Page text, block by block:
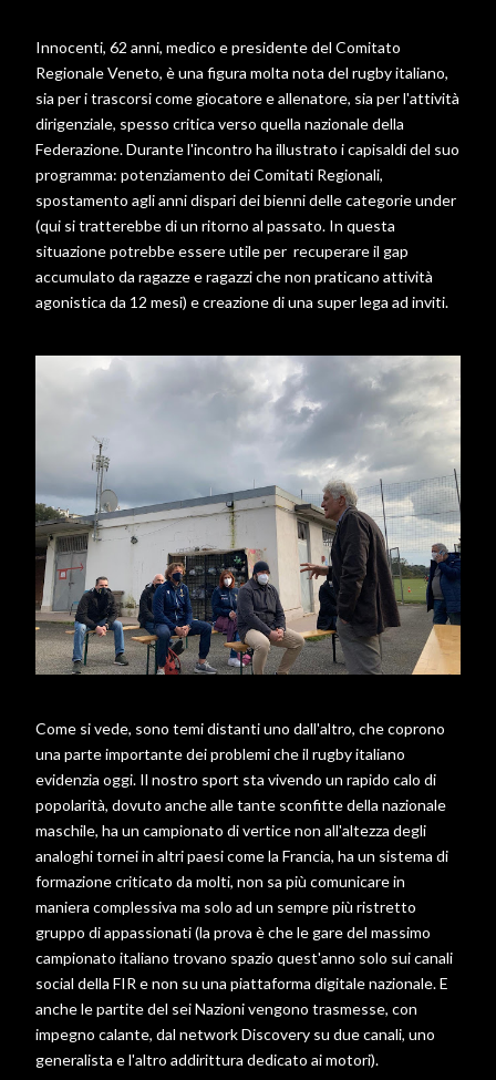
Innocenti, 62 anni, medico e presidente del Comitato
Regionale Veneto, è una figura molta nota del rugby italiano,
sia per i trascorsi come giocatore e allenatore, sia per l'attività
dirigenziale, spesso critica verso quella nazionale della
Federazione. Durante l'incontro ha illustrato i capisaldi del suo
programma: potenziamento dei Comitati Regionali,
spostamento agli anni dispari dei bienni delle categorie under
(qui si tratterebbe di un ritorno al passato. In questa
situazione potrebbe essere utile per recuperare il gap
accumulato da ragazze e ragazzi che non praticano attività
agonistica da 12 mesi) e creazione di una super lega ad inviti.
Come si vede, sono temi distanti uno dall'altro, che coprono
una parte importante dei problemi che il rugby italiano
evidenzia oggi. Il nostro sport sta vivendo un rapido calo di
popolarità, dovuto anche alle tante sconfitte della nazionale
maschile, ha un campionato di vertice non all'altezza degli
analoghi tornei in altri paesi come la Francia, ha un sistema di
formazione criticato da molti, non sa più comunicare in
maniera complessiva ma solo ad un sempre più ristretto
gruppo di appassionati (la prova è che le gare del massimo
campionato italiano trovano spazio quest'anno solo sui canali
social della FIR e non su una piattaforma digitale nazionale. E
anche le partite del sei Nazioni vengono trasmesse, con
impegno calante, dal network Discovery su due canali, uno
generalista e l'altro addirittura dedicato ai motori).